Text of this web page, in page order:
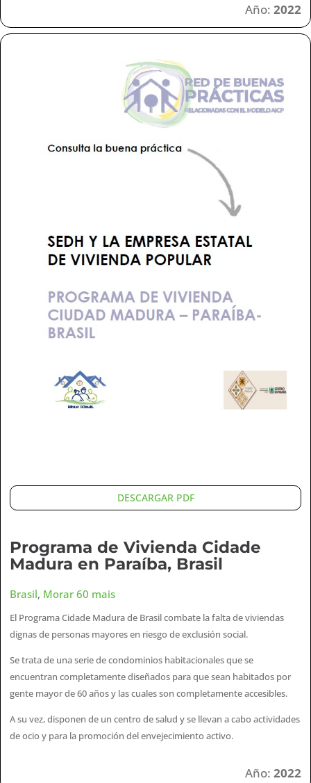
Año: 2022
DESCARGAR PDF
Programa de Vivienda Cidade
Madura en Paraíba, Brasil
Brasil, Morar 60 mais
El Programa Cidade Madura de Brasil combate la falta de viviendas
dignas de personas mayores en riesgo de exclusión social.
Se trata de una serie de condominios habitacionales que se
encuentran completamente diseñados para que sean habitados por
gente mayor de 60 años y las cuales son completamente accesibles.
A su vez, disponen de un centro de salud y se llevan a cabo actividades
de ocio y para la promoción del envejecimiento activo.
Año: 2022